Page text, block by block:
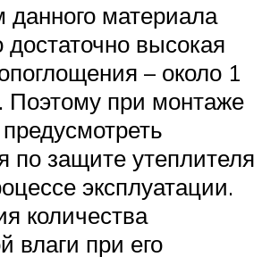
данного материала
достаточно высокая
– около 1
Поэтому при монтаже
по защите утеплителя
эксплуатации.
количества
влаги при его